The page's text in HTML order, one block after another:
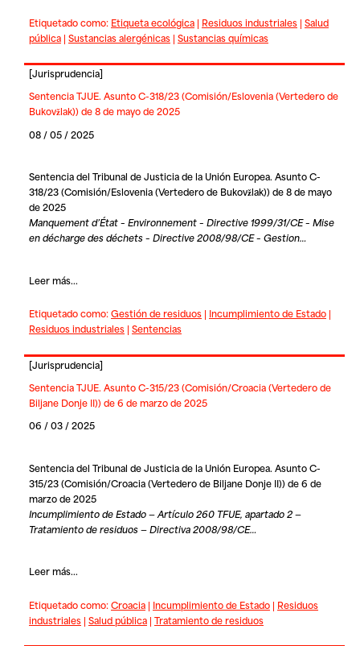
Etiquetado como: Etiqueta ecológica| Residuos industriales| Salud
pública| Sustancias alergénicas| Sustancias químicas
[Jurisprudencia]
Sentencia TJUE. Asunto C-318/23 (Comisión/Eslovenia (Vertedero de
Bukovžlak)) de 8 de mayo de 2025
08 / 05 / 2025
Sentencia del Tribunal de Justicia de la Unión Europea. Asunto C-
318/23 (Comisión/Eslovenia (Vertedero de Bukovžlak)) de 8 de mayo
de 2025
Manquement d’État – Environnement – Directive 1999/31/CE – Mise
en décharge des déchets – Directive 2008/98/CE – Gestion…
Leer más...
Etiquetado como:Gestión de residuos| Incumplimiento de Estado|
Residuos industriales| Sentencias
[Jurisprudencia]
Sentencia TJUE. Asunto C-315/23 (Comisión/Croacia (Vertedero de
Biljane Donje II)) de 6 de marzo de 2025
06 / 03 / 2025
Sentencia del Tribunal de Justicia de la Unión Europea. Asunto C-
315/23 (Comisión/Croacia (Vertedero de Biljane Donje II)) de 6 de
marzo de 2025
Incumplimiento de Estado — Artículo 260 TFUE, apartado 2 —
Tratamiento de residuos — Directiva 2008/98/CE…
Leer más...
Etiquetado como:Croacia| Incumplimiento de Estado| Residuos
industriales| Salud pública| Tratamiento de residuos